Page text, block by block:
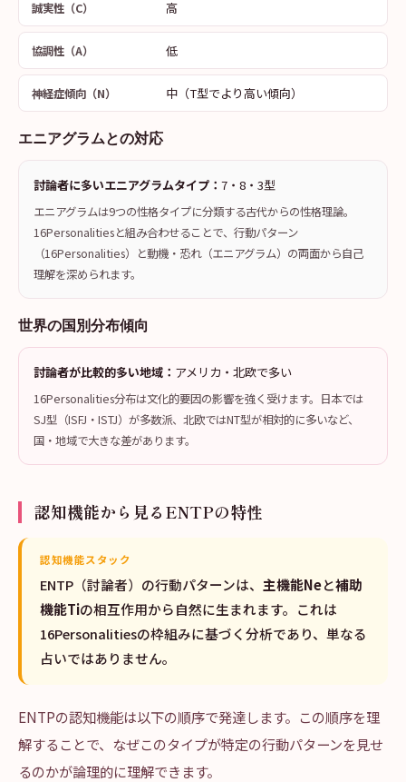
誠実性（C） 高
協調性（A） 低
神経症傾向（N） 中（T型でより高い傾向）
エニアグラムとの対応
討論者に多いエニアグラムタイプ： 7・8・3型
エニアグラムは9つの性格タイプに分類する古代からの性格理論。
16Personalitiesと組み合わせることで、行動パターン
（16Personalities）と動機・恐れ（エニアグラム）の両面から自己
理解を深められます。
世界の国別分布傾向
討論者が比較的多い地域： アメリカ・北欧で多い
16Personalities分布は文化的要因の影響を強く受けます。日本では
SJ型（ISFJ・ISTJ）が多数派、北欧ではNT型が相対的に多いなど、
国・地域で大きな差があります。
認知機能から見るENTPの特性
認知機能スタック
ENTP（討論者）の行動パターンは、 主機能Neと補助
機能Tiの相互作用から自然に生まれます。これは
16Personalitiesの枠組みに基づく分析であり、単なる
占いではありません。
ENTPの認知機能は以下の順序で発達します。この順序を理
解することで、なぜこのタイプが特定の行動パターンを見せ
るのかが論理的に理解できます。